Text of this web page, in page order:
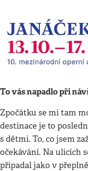
To vás napadlo při
Zpočátku se mi tam
destinace je to
s dětmi. To, co jsem
očekávání. Na ulicích
připadal jako v